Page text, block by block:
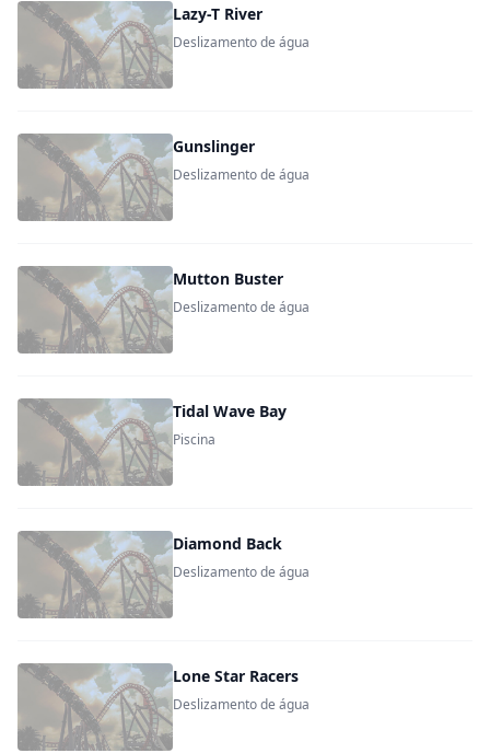
Lazy-T River
Deslizamento de água
Gunslinger
Deslizamento de água
Mutton Buster
Deslizamento de água
Tidal Wave Bay
Piscina
Diamond Back
Deslizamento de água
Lone Star Racers
Deslizamento de água